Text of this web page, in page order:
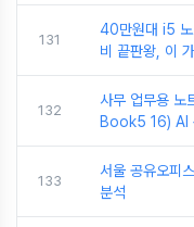
131
40만원대 i5 노
비 끝판왕, 이
132
사무 업무용
Book5 16) AI
133
서울 공유오피
분석